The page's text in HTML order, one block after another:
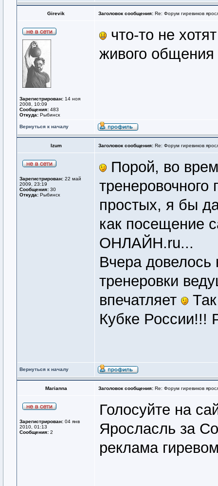
Girevik Заголовок сообщения: Re: Форум гиревиков
Зарегистрирован: 14 ноя
2008, 10:09
Сообщения: 483
Откуда: Рыбинск
что-то не
живого общения
Вернуться к началу
Izum Заголовок сообщения: Re: Форум гиревиков
Зарегистрирован: 22 май
2009, 23:19
Сообщения: 30
Откуда: Рыбинск
Порой, во
простых, я бы
как посещение
ОНЛАЙН.ru...
Вчера довелось
тренеровки
впечатляет
Кубке России!!!
Вернуться к началу
Marianna Заголовок сообщения: Re: Форум гиревиков
Зарегистрирован: 04 янв
2010, 01:13
Сообщения: 2
Голосуйте на
Яросласль за
реклама